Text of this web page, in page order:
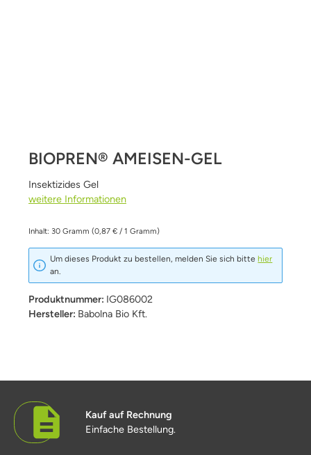
BIOPREN® AMEISEN-GEL
Insektizides Gel
weitere Informationen
Inhalt: 30 Gramm (0,87 € / 1 Gramm)
Um dieses Produkt zu bestellen, melden Sie sich bitte hier
an.
Produktnummer: IG086002
Hersteller: Babolna Bio Kft.
Kauf auf Rechnung
Einfache Bestellung.